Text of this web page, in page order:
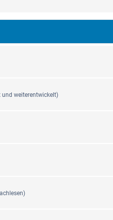
und weiterentwickelt)